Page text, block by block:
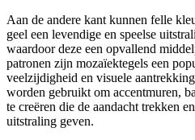
Aan de andere kant kunnen felle
geel een levendige en speelse
waardoor deze een opvallend
patronen zijn mozaïektegels een
veelzijdigheid en visuele
worden gebruikt om accentmuren,
te creëren die de aandacht trekken
uitstraling geven.